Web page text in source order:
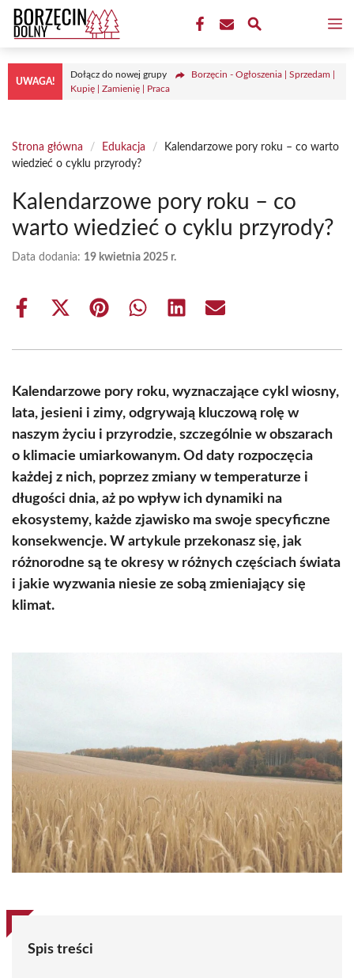
Przejdź
treści
UWAGA!
Dołącz do nowej grupy
Borzęcin - Ogłoszenia | Sprzedam |
Kupię | Zamienię | Praca
Strona główna / Edukacja /
Kalendarzowe pory roku – co warto
wiedzieć o cyklu przyrody?
Kalendarzowe pory roku – co
warto wiedzieć o cyklu przyrody?
Data dodania: 19 kwietnia 2025 r.
Share
Share
(Twitter)
Share Share Share Share
Kalendarzowe pory roku, wyznaczające cykl wiosny,
lata, jesieni i zimy, odgrywają kluczową rolę w
naszym życiu i przyrodzie, szczególnie w obszarach
o klimacie umiarkowanym. Od daty rozpoczęcia
każdej z nich, poprzez zmiany w temperaturze i
długości dnia, aż po wpływ ich dynamiki na
ekosystemy, każde zjawisko ma swoje specyficzne
konsekwencje. W artykule przekonasz się, jak
różnorodne są te okresy w różnych częściach świata
i jakie wyzwania niesie ze sobą zmieniający się
klimat.
Spis treści